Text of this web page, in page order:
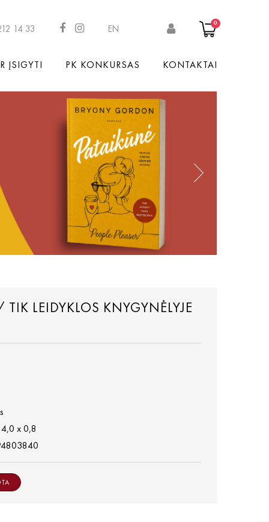
14 33 EN
0
ĮSIGYTI PK KONKURSAS KONTAKTAI
LEIDYKLOS KNYGYNĖLYJE
x 0,8